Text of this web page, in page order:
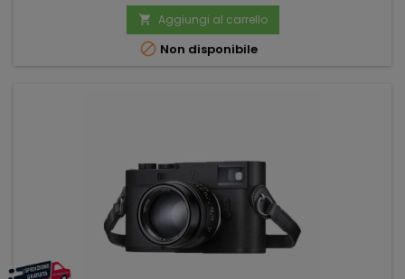
 Aggiungi al carrello
 Non disponibile